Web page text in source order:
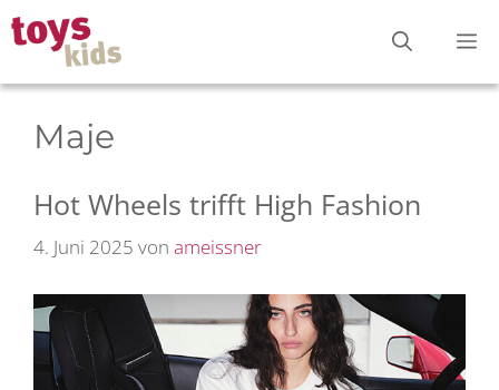
Zum
Inhalt
springen
Maje
Hot Wheels trifft High Fashion
4. Juni 2025 von ameissner